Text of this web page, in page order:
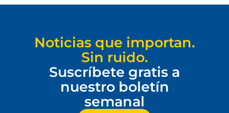
Noticias que importan.
Sin ruido.
Suscríbete gratis a
nuestro boletín
semanal